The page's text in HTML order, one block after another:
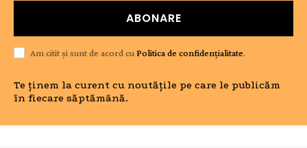
ABONARE
Am citit și sunt de acord cu Politica de confidențialitate.
Te ținem la curent cu noutățile pe care le publicăm
în fiecare săptămână.